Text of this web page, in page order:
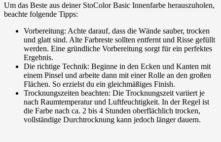
Um das Beste aus deiner StoColor Basic Innenfarbe herauszuholen,
beachte folgende Tipps:
Vorbereitung: Achte darauf, dass die Wände sauber, trocken
und glatt sind. Alte Farbreste sollten entfernt und Risse gefüllt
werden. Eine gründliche Vorbereitung sorgt für ein perfektes
Ergebnis.
Die richtige Technik: Beginne in den Ecken und Kanten mit
einem Pinsel und arbeite dann mit einer Rolle an den großen
Flächen. So erzielst du ein gleichmäßiges Finish.
Trocknungszeiten beachten: Die Trocknungszeit variiert je
nach Raumtemperatur und Luftfeuchtigkeit. In der Regel ist
die Farbe nach ca. 2 bis 4 Stunden oberflächlich trocken,
vollständige Durchtrocknung kann jedoch länger dauern.